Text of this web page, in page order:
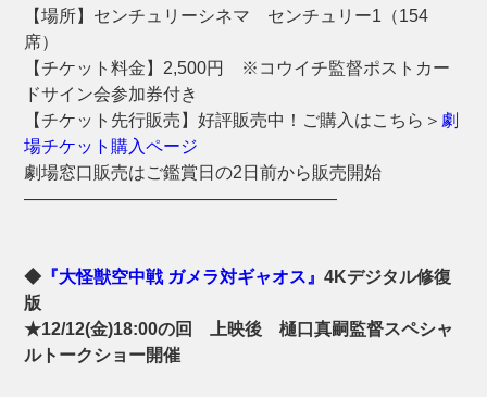
【場所】センチュリーシネマ センチュリー1（154
席）
【チケット料金】2,500円 ※コウイチ監督ポストカー
ドサイン会参加券付き
【チケット先行販売】好評販売中！ご購入はこちら＞ 劇
場チケット購入ページ
劇場窓口販売はご鑑賞日の2日前から販売開始
――――――――――――――――――
◆ 『大怪獣空中戦 ガメラ対ギャオス』4Kデジタル修復
版
★12/12(金)18:00の回 上映後 樋口真嗣監督スペシャ
ルトークショー開催